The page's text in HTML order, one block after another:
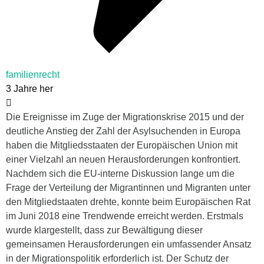
familienrecht
3 Jahre her
Die Ereignisse im Zuge der Migrationskrise 2015 und der
deutliche Anstieg der Zahl der Asylsuchenden in Europa
haben die Mitgliedsstaaten der Europäischen Union mit
einer Vielzahl an neuen Herausforderungen konfrontiert.
Nachdem sich die EU-interne Diskussion lange um die
Frage der Verteilung der Migrantinnen und Migranten unter
den Mitgliedstaaten drehte, konnte beim Europäischen Rat
im Juni 2018 eine Trendwende erreicht werden. Erstmals
wurde klargestellt, dass zur Bewältigung dieser
gemeinsamen Herausforderungen ein umfassender Ansatz
in der Migrationspolitik erforderlich ist. Der Schutz der